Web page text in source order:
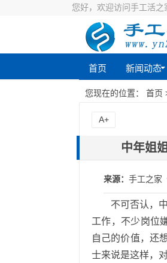
您好，欢迎访问手工活之
首页 新闻动态
您现在的位置： 首页
中年姐
来源： 手工之家
不可否认，
工作，不少岗位
自己的价值，还
士来说是这样，
A+